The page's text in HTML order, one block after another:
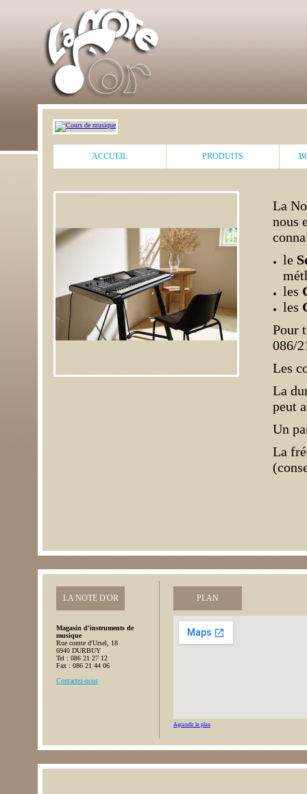
ACCUEIL PRODUITS
La
nous
le
les
les
Pour
086/
Les
La
peut
Un
La
LA NOTE D'OR
Magasin d'instruments de
musique
Rue comte d'Ursel, 18
6940 DURBUY
Tel : 086 21 27 12
Fax : 086 21 44 06
Contactez-nous
PLAN
Agrandir le plan